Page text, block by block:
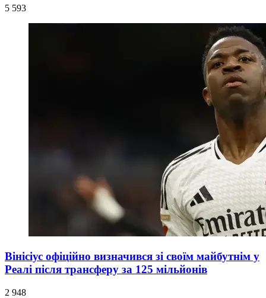
5 593
Вінісіус офіційно визначився зі своїм майбутнім у
Реалі після трансферу за 125 мільйонів
2 948